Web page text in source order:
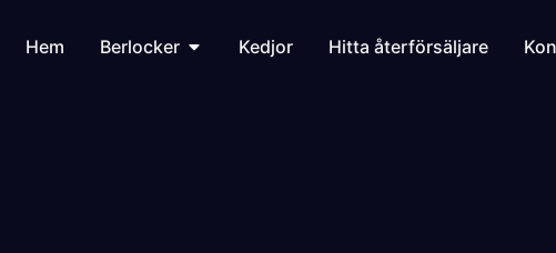
Hem Berlocker Kedjor Hitta återförsäljare